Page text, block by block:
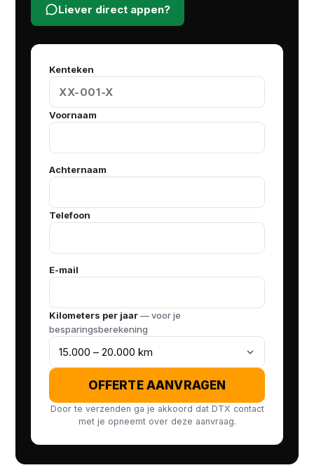
Liever direct appen?
Kenteken
Voornaam
Achternaam
Telefoon
E-mail
Kilometers per jaar— voor je
besparingsberekening
OFFERTE AANVRAGEN
Door te verzenden ga je akkoord dat DTX contact
met je opneemt over deze aanvraag.